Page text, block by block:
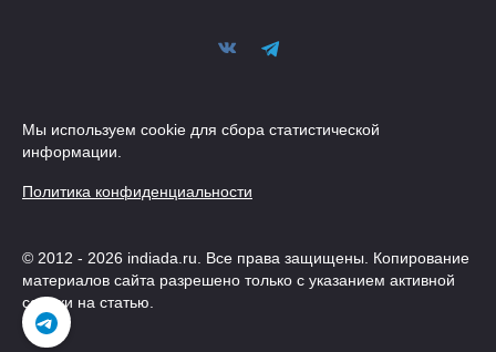
Мы используем cookie для сбора статистической
информации.
Политика конфиденциальности
© 2012 - 2026 indiada.ru. Все права защищены. Копирование
материалов сайта разрешено только с указанием активной
ссылки на статью.